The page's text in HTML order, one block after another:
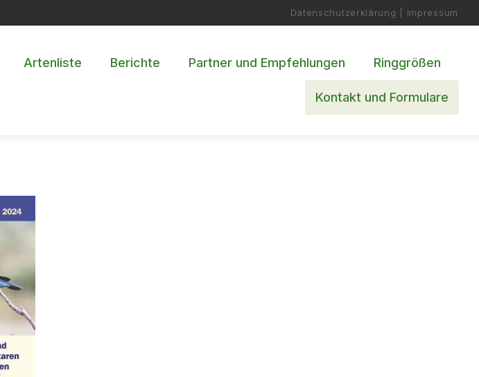
Datenschutzerklärung Impressum
Artenliste Berichte Partner und Empfehlungen Ringgrößen
Kontakt und Formulare